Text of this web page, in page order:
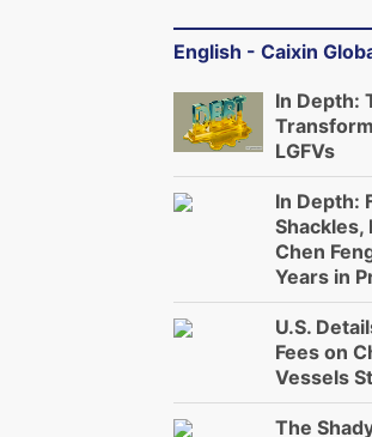
English - Caixin
In Depth:
LGFVs
In Depth:
Shackles,
Chen
Years in
U.S.
Fees on
Vessels
The